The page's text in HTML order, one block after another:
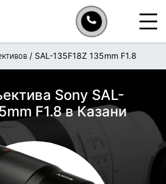
/ SAL-135F18Z 135mm F1.8
Sony SAL-
F1.8 в Казани